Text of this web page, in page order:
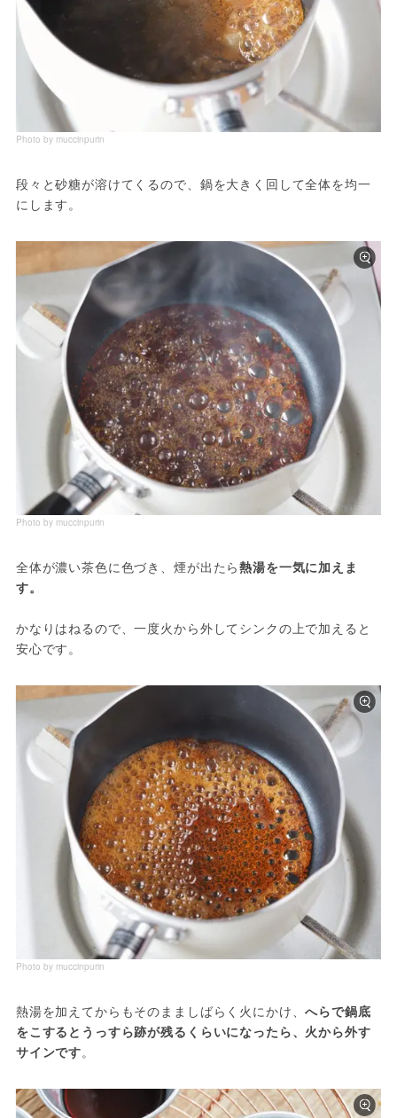
Photo by muccinpurin
段々と砂糖が溶けてくるので、鍋を大きく回して全体を均一
にします。
Photo by muccinpurin
全体が濃い茶色に色づき、煙が出たら熱湯を一気に加えま
かなりはねるので、一度火から外してシンクの上で加えると
安心です。
Photo by muccinpurin
熱湯を加えてからもそのまましばらく火にかけ、へらで鍋底
をこするとうっすら跡が残るくらいになったら、火から外す
サインです。